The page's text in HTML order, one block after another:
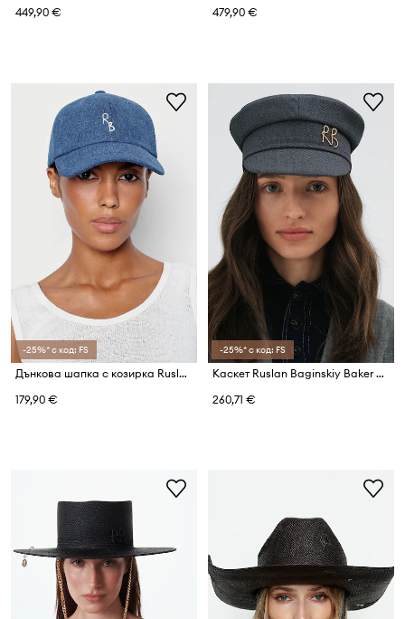
449,90 €
479,90 €
-25%* с код: FS
Дънкова шапка с козирка Ruslan Baginskiy Baseball Cap
179,90 €
-25%* с код: FS
Каскет Ruslan Baginskiy Baker Boy Cap
260,71 €